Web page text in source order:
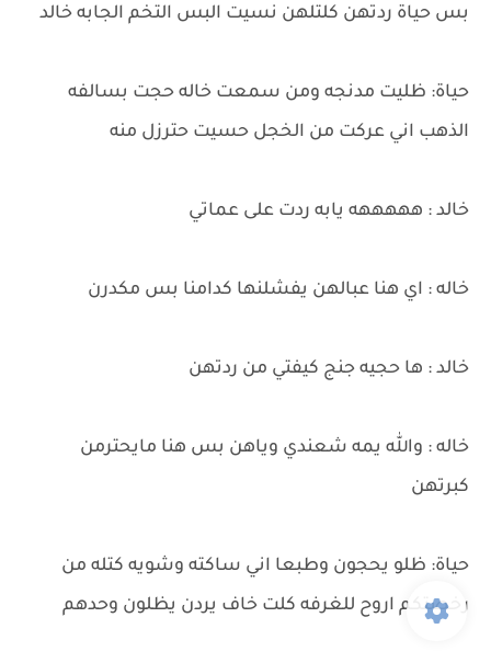
بس حياة ردتهن كلتلهن نسيت البس التخم الجابه خالد
حياة: ظليت مدنجه ومن سمعت خاله حجت بسالفه
الذهب اني عركت من الخجل حسيت حترزل منه
خالد : هههههه يابه ردت على عماتي
خاله : اي هنا عبالهن يفشلنها كدامنا بس مكدرن
خالد : ها حجيه جنج كيفتي من ردتهن
خاله : والله يمه شعندي وياهن بس هنا مايحترمن
كبرتهن
حياة: ظلو يحجون وطبعا اني ساكته وشويه كتله من
رخصتكم اروح للغرفه كلت خاف يردن يظلون وحدهم